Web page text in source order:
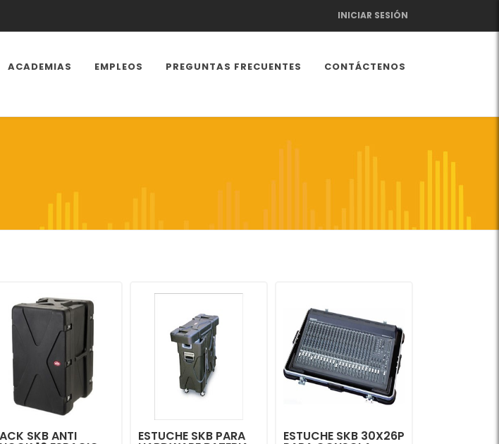
INICIAR SESIÓN
ACADEMIAS EMPLEOS PREGUNTAS FRECUENTES CONTÁCTENOS
SKB ANTI ESTUCHE SKB PARA ESTUCHE SKB 30X26P